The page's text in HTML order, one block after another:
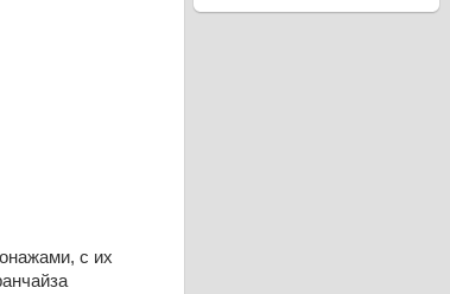
с их